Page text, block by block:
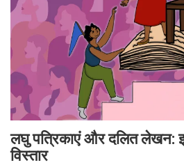
लघु पत्रिकाएं और दलित लेखन:
विस्तार